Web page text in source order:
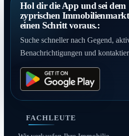
Hol dir die App und sei dem
zyprischen Immobilienmarkt
einen Schritt voraus.:
Suche schneller nach Gegend,
Benachrichtigungen und
FACHLEUTE